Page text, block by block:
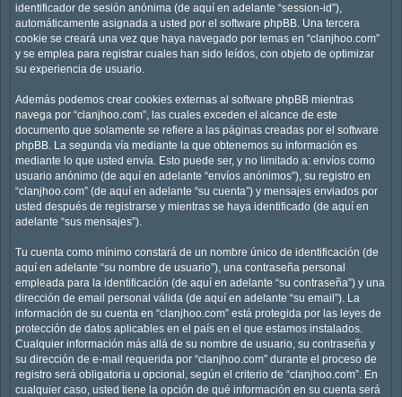
identificador de sesión anónima (de aquí en adelante “session-id”),
automáticamente asignada a usted por el software phpBB. Una tercera
cookie se creará una vez que haya navegado por temas en “clanjhoo.com”
y se emplea para registrar cuales han sido leídos, con objeto de optimizar
su experiencia de usuario.
Además podemos crear cookies externas al software phpBB mientras
navega por “clanjhoo.com”, las cuales exceden el alcance de este
documento que solamente se refiere a las páginas creadas por el software
phpBB. La segunda vía mediante la que obtenemos su información es
mediante lo que usted envía. Esto puede ser, y no limitado a: envíos como
usuario anónimo (de aquí en adelante “envíos anónimos”), su registro en
“clanjhoo.com” (de aquí en adelante “su cuenta”) y mensajes enviados por
usted después de registrarse y mientras se haya identificado (de aquí en
adelante “sus mensajes”).
Tu cuenta como mínimo constará de un nombre único de identificación (de
aquí en adelante “su nombre de usuario”), una contraseña personal
empleada para la identificación (de aquí en adelante “su contraseña”) y una
dirección de email personal válida (de aquí en adelante “su email”). La
información de su cuenta en “clanjhoo.com” está protegida por las leyes de
protección de datos aplicables en el país en el que estamos instalados.
Cualquier información más allá de su nombre de usuario, su contraseña y
su dirección de e-mail requerida por “clanjhoo.com” durante el proceso de
registro será obligatoria u opcional, según el criterio de “clanjhoo.com”. En
cualquier caso, usted tiene la opción de qué información en su cuenta será